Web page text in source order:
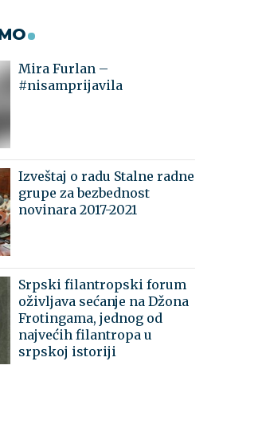
Mira Furlan –
#nisamprijavila
Izveštaj o radu Stalne radne
grupe za bezbednost
novinara 2017-2021
Srpski filantropski forum
oživljava sećanje na Džona
Frotingama, jednog od
najvećih filantropa u
srpskoj istoriji